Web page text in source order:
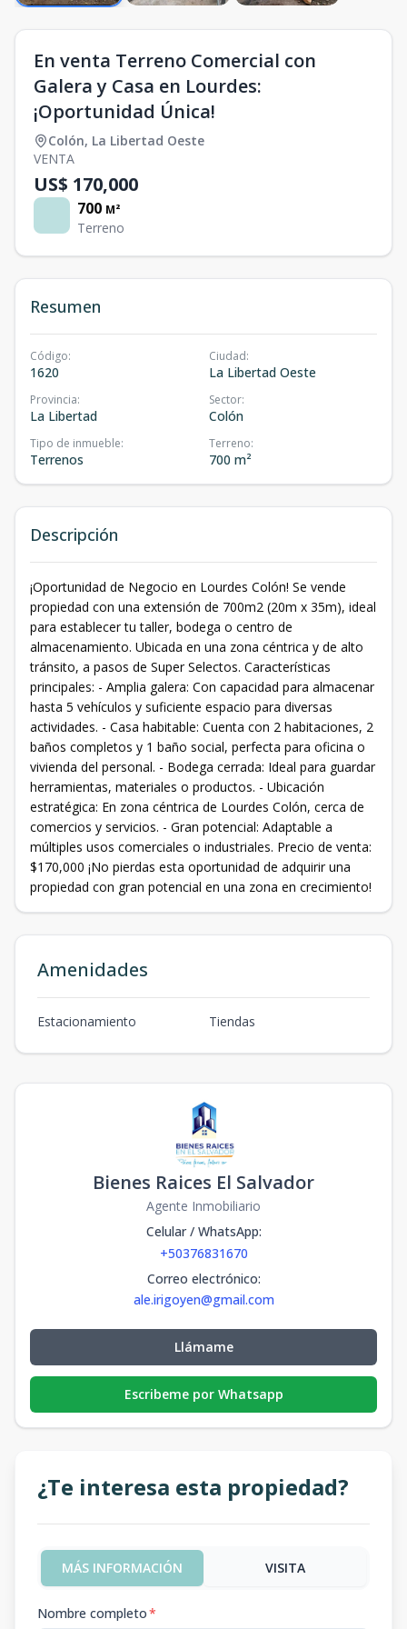
En venta Terreno Comercial con
Galera y Casa en Lourdes:
¡Oportunidad Única!
Colón, La Libertad Oeste
VENTA
US$ 170,000
700 M²
Terreno
Resumen
Código:
1620
Ciudad:
La Libertad Oeste
Provincia:
La Libertad
Sector:
Colón
Tipo de inmueble:
Terrenos
Terreno:
700 m²
Descripción
¡Oportunidad de Negocio en Lourdes Colón! Se vende
propiedad con una extensión de 700m2 (20m x 35m), ideal
para establecer tu taller, bodega o centro de
almacenamiento. Ubicada en una zona céntrica y de alto
tránsito, a pasos de Super Selectos. Características
principales: - Amplia galera: Con capacidad para almacenar
hasta 5 vehículos y suficiente espacio para diversas
actividades. - Casa habitable: Cuenta con 2 habitaciones, 2
baños completos y 1 baño social, perfecta para oficina o
vivienda del personal. - Bodega cerrada: Ideal para guardar
herramientas, materiales o productos. - Ubicación
estratégica: En zona céntrica de Lourdes Colón, cerca de
comercios y servicios. - Gran potencial: Adaptable a
múltiples usos comerciales o industriales. Precio de venta:
$170,000 ¡No pierdas esta oportunidad de adquirir una
propiedad con gran potencial en una zona en crecimiento!
Amenidades
Estacionamiento Tiendas
Bienes Raices El Salvador
Agente Inmobiliario
Celular / WhatsApp:
+50376831670
Correo electrónico:
ale.irigoyen@gmail.com
Llámame
Escribeme por Whatsapp
¿Te interesa esta propiedad?
MÁS INFORMACIÓN VISITA
Nombre completo*